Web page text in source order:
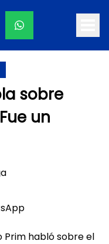
sobre
un
Prim habló sobre el